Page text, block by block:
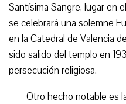
Santísima Sangre, lugar en
se celebrará una solemne
en la Catedral de Valencia
sido salido del templo en
persecución religiosa.
Otro hecho notable es